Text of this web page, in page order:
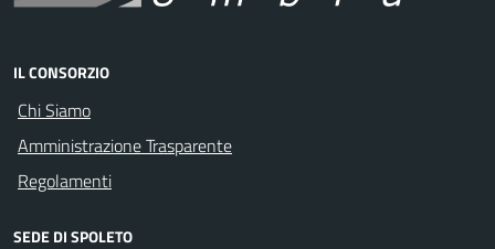
IL CONSORZIO
Chi Siamo
Amministrazione Trasparente
Regolamenti
SEDE DI SPOLETO